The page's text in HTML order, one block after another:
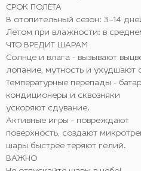
СРОК ПОЛЁТА
В отопительный сезон: 3–14
Летом при влажности: в
ЧТО ВРЕДИТ ШАРАМ
Солнце и влага - вызывают
лопание, мутность и ухудшают
Температурные перепады -
кондиционеры и сквозняки
ускоряют сдувание.
Активные игры - повреждают
поверхность, создают
шары быстрее теряют гелий.
ВАЖНО